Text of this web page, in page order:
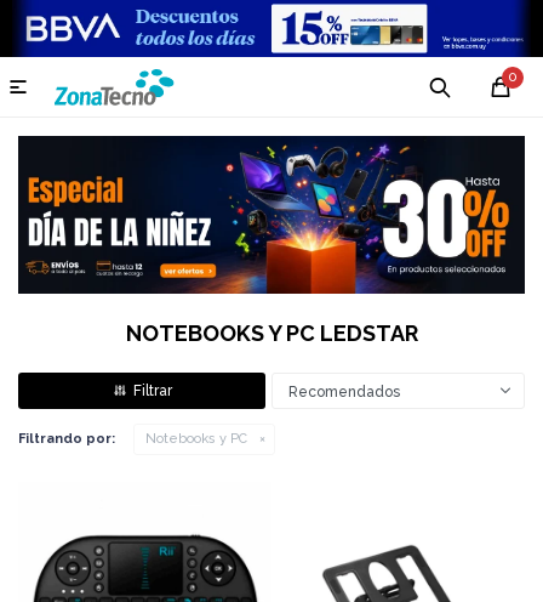
0

NOTEBOOKS Y PC LEDSTAR
Recomendados
Filtrando por: Notebooks y PC